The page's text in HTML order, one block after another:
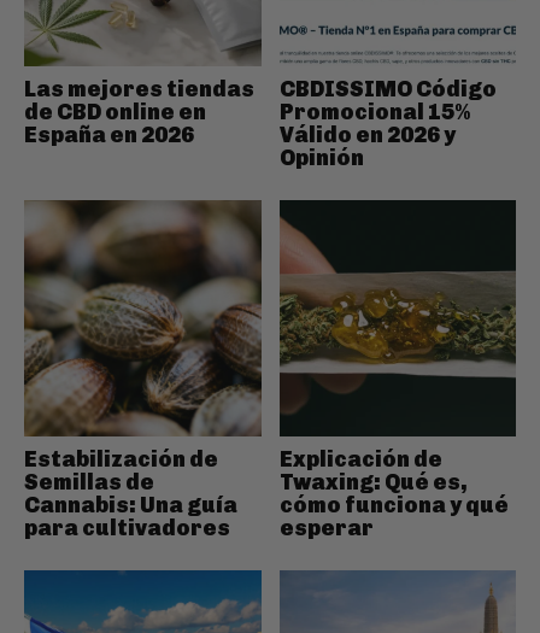
Las mejores tiendas
de CBD online en
España en 2026
CBDISSIMO Código
Promocional 15%
Válido en 2026 y
Opinión
Estabilización de
Semillas de
Cannabis: Una guía
para cultivadores
Explicación de
Twaxing: Qué es,
cómo funciona y qué
esperar